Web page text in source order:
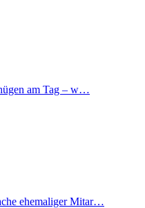
am Tag – w…
ehemaliger Mitar…